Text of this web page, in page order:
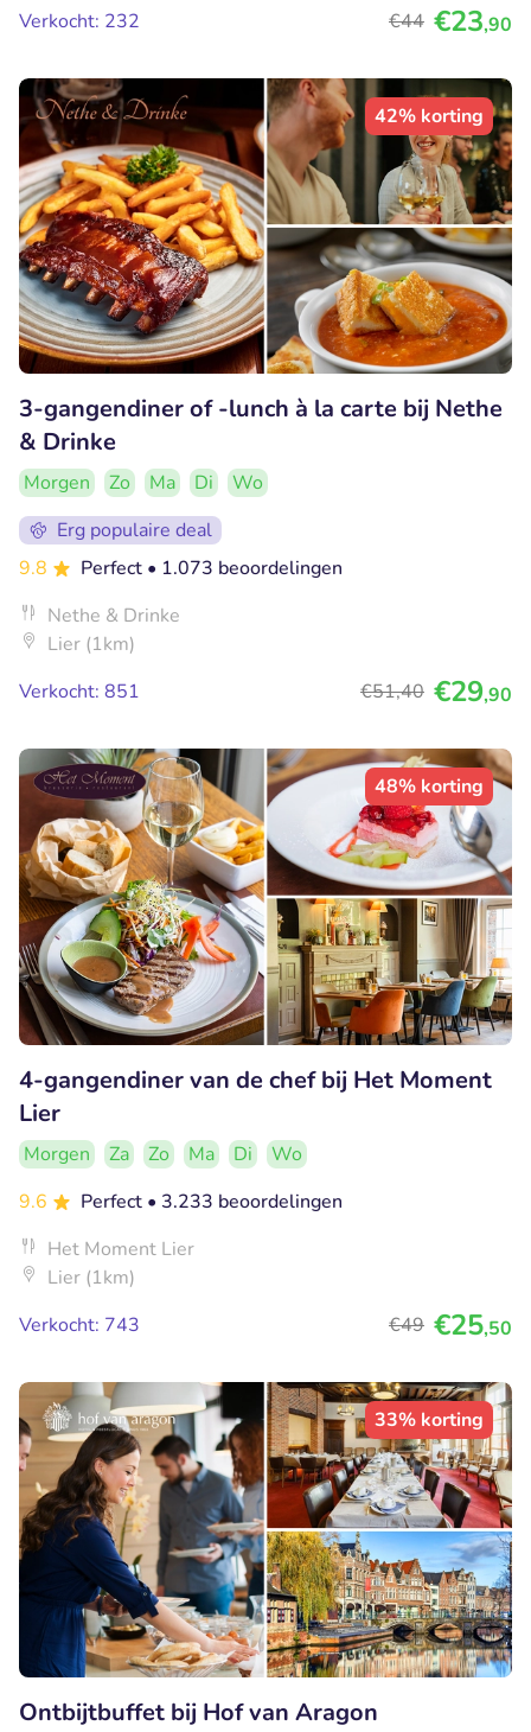
Verkocht: 232
€44 €23,90
42% korting
3-gangendiner of -lunch à la carte bij Nethe
& Drinke
Morgen Zo Ma Di
Wo
Erg populaire deal
9.8
Perfect • 1.073 beoordelingen
Nethe & Drinke
Lier (1km)
Verkocht: 851
€51,40 €29,90
48% korting
4-gangendiner van de chef bij Het Moment
Lier
Morgen Za Zo Ma Di
Wo
9.6
Perfect • 3.233 beoordelingen
Het Moment Lier
Lier (1km)
Verkocht: 743
€49 €25,50
33% korting
Ontbijtbuffet bij Hof van Aragon